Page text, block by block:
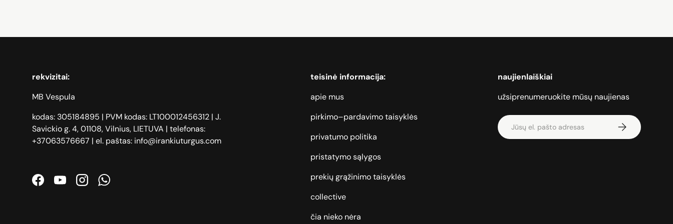
rekvizitai:
MB Vespula
kodas: 305184895 | PVM kodas: LT100012456312 | J.
Savickio g. 4, 01108, Vilnius, LIETUVA | telefonas:
+37063576667 | el. paštas: info@irankiuturgus.com
FacebookYouTubeInstagramWhatsApp
teisinė informacija:
apie mus
pirkimo–pardavimo taisyklės
privatumo politika
pristatymo sąlygos
prekių grąžinimo taisyklės
collective
čia nieko nėra
naujienlaiškiai
užsiprenumeruokite mūsų naujienas
El. paštas Prenumeruoti